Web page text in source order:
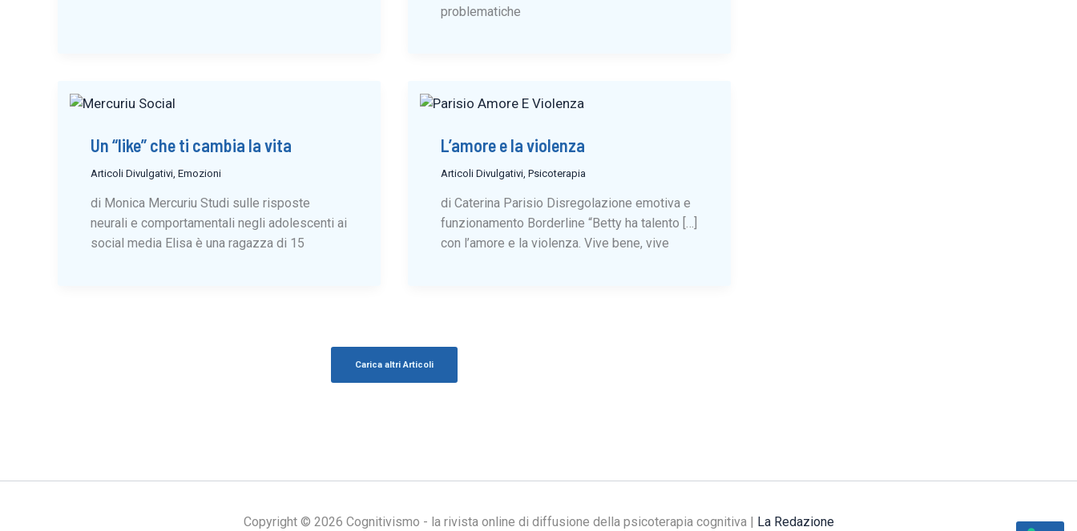
problematiche
Un “like” che ti cambia la vita
Articoli Divulgativi, Emozioni
di Monica Mercuriu Studi sulle risposte
neurali e comportamentali negli adolescenti ai
social media Elisa è una ragazza di 15
L’amore e la violenza
Articoli Divulgativi, Psicoterapia
di Caterina Parisio Disregolazione emotiva e
funzionamento Borderline “Betty ha talento […]
con l’amore e la violenza. Vive bene, vive
Carica altri Articoli
Copyright © 2026 Cognitivismo - la rivista online di diffusione della psicoterapia cognitiva | La Redazione